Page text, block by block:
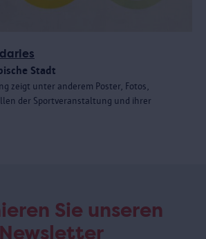
Stadt
zeigt unter anderem Poster, Fotos,
der Sportveranstaltung und ihrer
Sie unseren
Newsletter